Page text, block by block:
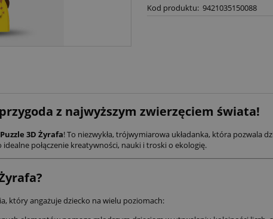
Kod produktu: 9421035150088
z najwyższym zwierzęciem świata!
3D Żyrafa! To niezwykła, trójwymiarowa układanka, która pozwala
połączenie kreatywności, nauki i troski o ekologię.
który angażuje dziecko na wielu poziomach: